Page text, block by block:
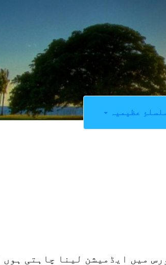
عظیمیہ
میں ایڈمیشن لینا چاہتی ہوں